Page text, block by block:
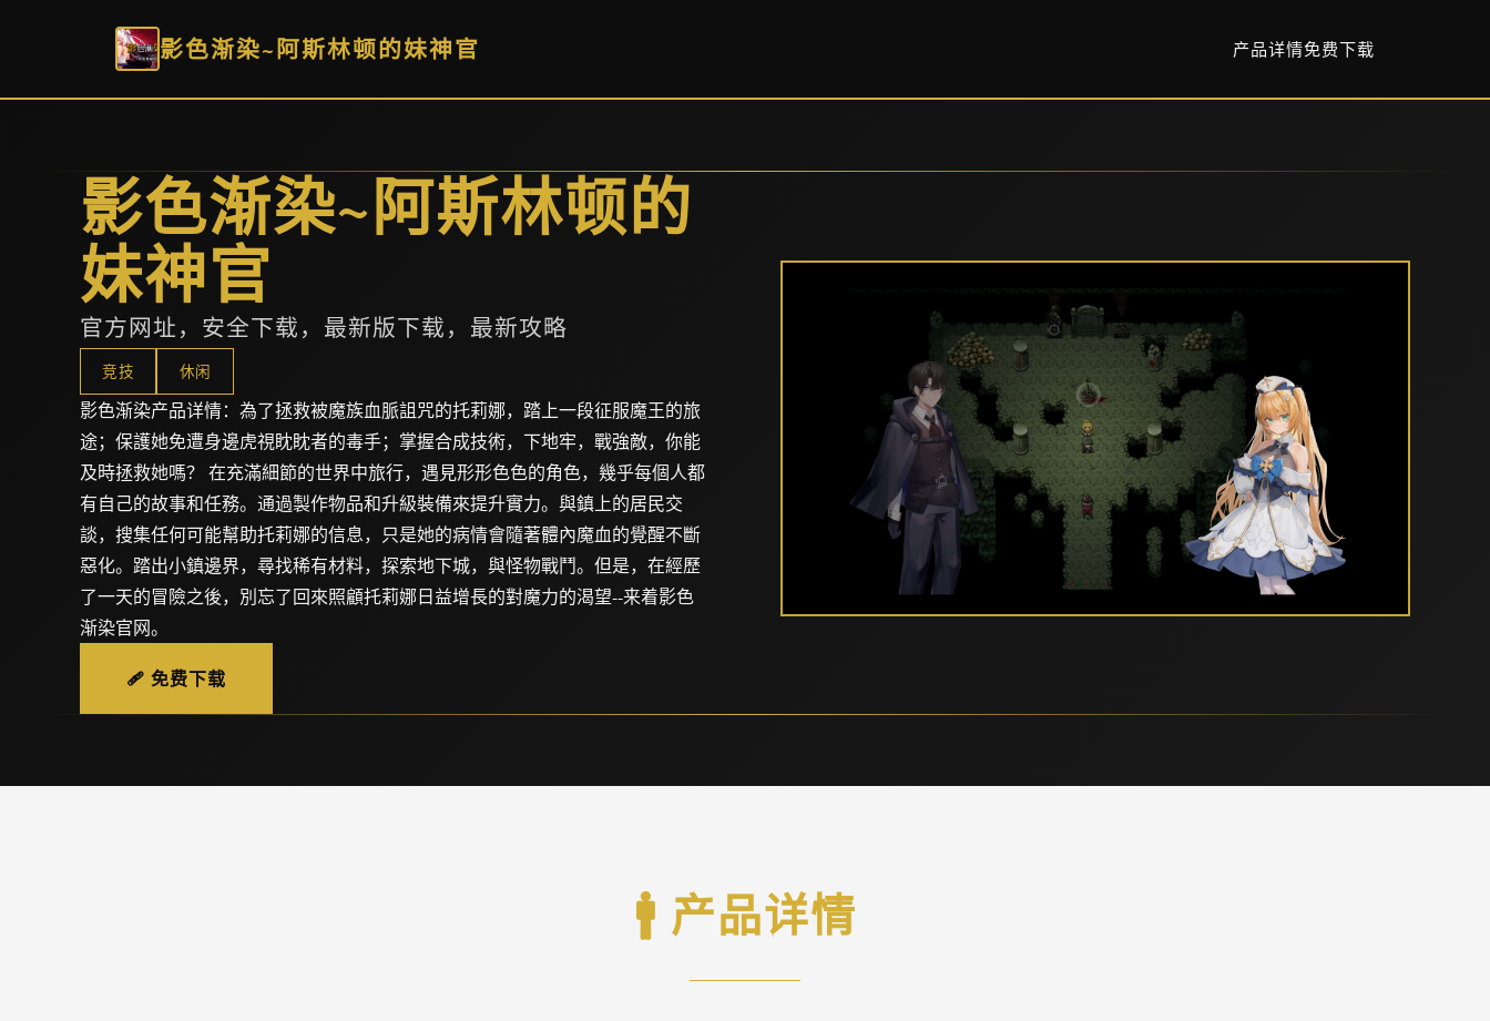
影色渐染~阿斯林顿的妹神官 产品详情免费下载
影色渐染~阿斯林顿的
妹神官
官方网址，安全下载，最新版下载，最新攻略
竞技 休闲
影色渐染产品详情：為了拯救被魔族血脈詛咒的托莉娜，踏上一段征服魔王的旅
途；保護她免遭身邊虎視眈眈者的毒手；掌握合成技術，下地牢，戰強敵，你能
及時拯救她嗎？ 在充滿細節的世界中旅行，遇見形形色色的角色，幾乎每個人都
有自己的故事和任務。通過製作物品和升級裝備來提升實力。與鎮上的居民交
談，搜集任何可能幫助托莉娜的信息，只是她的病情會隨著體內魔血的覺醒不斷
惡化。踏出小鎮邊界，尋找稀有材料，探索地下城，與怪物戰鬥。但是，在經歷
了一天的冒險之後，別忘了回來照顧托莉娜日益增長的對魔力的渴望--来着影色
渐染官网。
🩹 免费下载
🚹 产品详情